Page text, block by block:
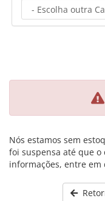
Nós estamos sem
foi suspensa até que o
informações, entre em